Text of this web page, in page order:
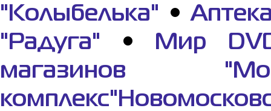
"Колыбелька" •
"Радуга" •
Мир
магазинов